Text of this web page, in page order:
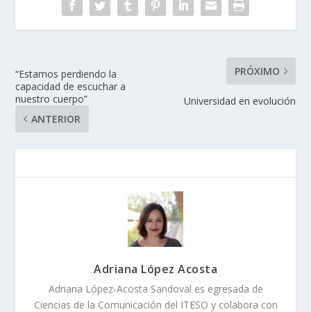
“Estamos perdiendo la
capacidad de escuchar a
nuestro cuerpo”
ANTERIOR
PRÓXIMO
Universidad en evolución
Adriana López Acosta
Adriana López-Acosta Sandoval es egresada de
Ciencias de la Comunicación del ITESO y colabora con